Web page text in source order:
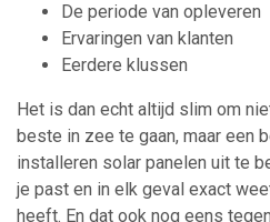
De periode van opleveren
Ervaringen van klanten
Eerdere klussen
Het is dan echt altijd slim om
beste in zee te gaan, maar een
installeren solar panelen uit te
je past en in elk geval exact
heeft. En dat ook nog eens